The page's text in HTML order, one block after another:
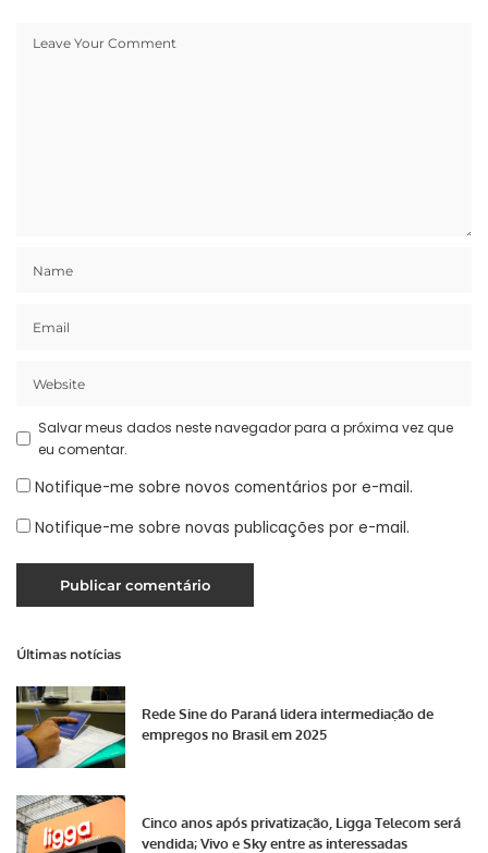
Salvar meus dados neste navegador para a próxima vez que
eu comentar.
Notifique-me sobre novos comentários por e-mail.
Notifique-me sobre novas publicações por e-mail.
Últimas notícias
Rede Sine do Paraná lidera intermediação de
empregos no Brasil em 2025
Cinco anos após privatização, Ligga Telecom será
vendida; Vivo e Sky entre as interessadas